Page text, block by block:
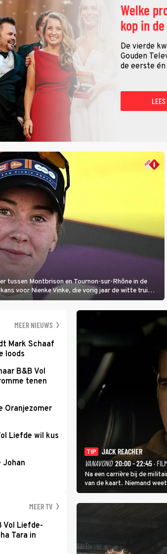
Welke
kop in
De vierde
Gouden
de eerste
tussen Montbrison en Tournon-sur-Rhône in de
voor Nienke Vinke, die vorig jaar de witte trui
MEER NIEUWS
Mark Schaaf
loods
B&B Vol
tenen
Oranjezomer
Liefde wil kus
Johan
MEER TV
Vol Liefde-
Tara in
TIP
JACK REACHER
VANAVOND 20:00 - 22:45·
Na een carrière bij de
van de kaart. Niemand
hem vraagt.